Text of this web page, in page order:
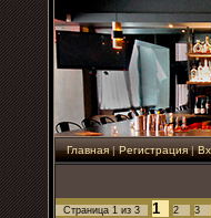
Главная|Регистрация|
Страница 1 из 3 1 2 3